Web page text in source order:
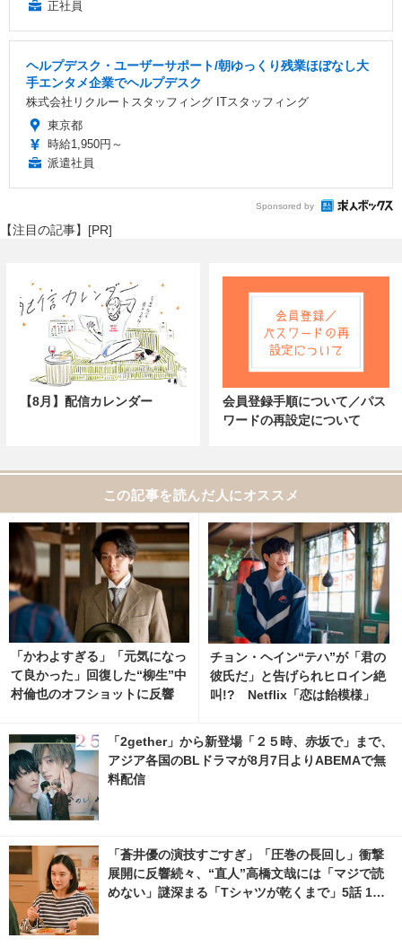
正社員
ヘルプデスク・ユーザーサポート/朝ゆっくり残業ほぼなし大
手エンタメ企業でヘルプデスク
株式会社リクルートスタッフィング ITスタッフィング
東京都
時給1,950円～
派遣社員
Sponsored by
【注目の記事】[PR]
【8月】配信カレンダー
会員登録手順について／パス
ワードの再設定について
この記事を読んだ人にオススメ
「かわよすぎる」「元気になっ
て良かった」回復した“柳生”中
村倫也のオフショットに反響
チョン・ヘイン“テハ”が「君の
彼氏だ」と告げられヒロイン絶
叫!? Netflix「恋は飴模様」
「2gether」から新登場「２５時、赤坂で」まで、
アジア各国のBLドラマが8月7日よりABEMAで無
料配信
「蒼井優の演技すごすぎ」「圧巻の長回し」衝撃
展開に反響続々、“直人”高橋文哉には「マジで読
めない」謎深まる「Tシャツが乾くまで」5話 1枚